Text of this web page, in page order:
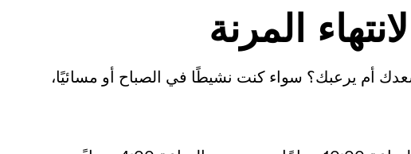
في الساعة 8:00 صباحًا يسعدك أم يرعبك؟ سواء كنت نشيطًا في الصباح أو مسائيًا،